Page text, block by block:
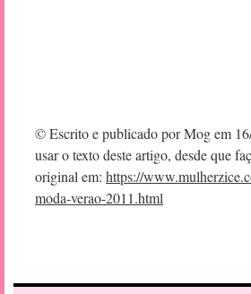
© Escrito e publicado por Mog em
usar o texto deste artigo, desde que
original em: https://
moda-verao-2011.html